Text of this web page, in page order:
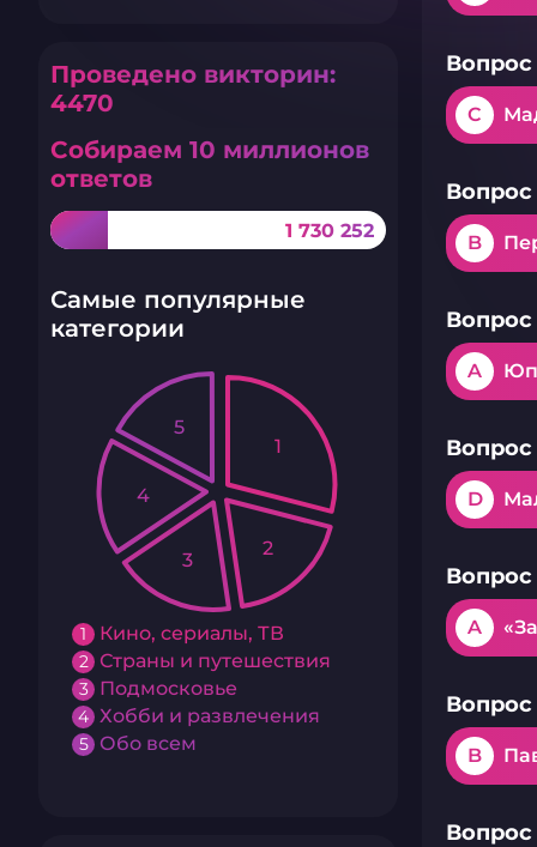
Проведено викторин:
4470
Собираем 10 миллионов
ответов
1 730 252
Самые популярные
категории
1 Кино, сериалы, ТВ
2 Страны и путешествия
3 Подмосковье
4 Хобби и развлечения
5 Обо всем
1
2
3
4
5
Вопрос
C
Вопрос
B
Вопрос
A
Вопрос
D
Вопрос
A
Вопрос
B
Вопрос